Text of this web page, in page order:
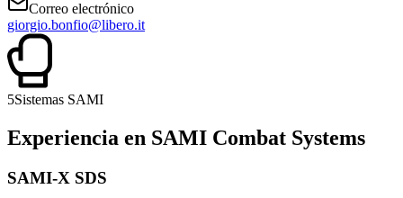
Correo electrónico
giorgio.bonfio@libero.it
5Sistemas SAMI
Experiencia en SAMI Combat Systems
SAMI-X SDS